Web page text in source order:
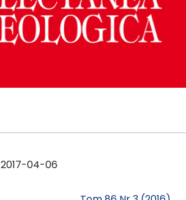
2017-04-06